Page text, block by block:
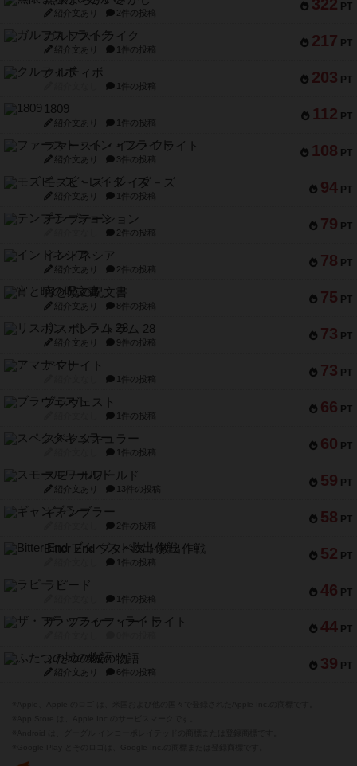
322 PT
紹介文あり 2件の投稿
217 PT
ガルフストライク
紹介文あり 1件の投稿
203 PT
クルティボ
1件の投稿
112 PT
1809
紹介文あり 1件の投稿
108 PT
ファースト・イン・フライト
紹介文あり 3件の投稿
94 PT
モズビ－ズ・レイダ－ズ
紹介文あり 1件の投稿
79 PT
テンプテーション
2件の投稿
78 PT
インドネシア
紹介文あり 2件の投稿
75 PT
宵と暁の呪文書
紹介文あり 8件の投稿
73 PT
リスボン・トラム 28
紹介文あり 9件の投稿
73 PT
アマナイト
1件の投稿
66 PT
ブラヴェスト
1件の投稿
60 PT
スペクタキュラー
1件の投稿
59 PT
スモールワールド
紹介文あり 13件の投稿
58 PT
ギャンブラー
2件の投稿
52 PT
Bitter End ブタペスト救出作戦
1件の投稿
46 PT
ラピード
1件の投稿
44 PT
ザ・フラッフィー・ライト
39 PT
ふたつの城の物語
紹介文あり 6件の投稿